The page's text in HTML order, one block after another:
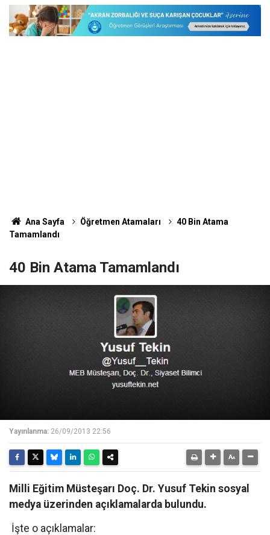
Ana Sayfa Öğretmen Atamaları
40 Bin Atama
Tamamlandı
40 Bin Atama Tamamlandı
Yayınlanma: 26/09/2013 22:56
Milli Eğitim Müsteşarı Doç. Dr. Yusuf Tekin sosyal
medya üzerinden açıklamalarda bulundu.
İşte o açıklamalar: